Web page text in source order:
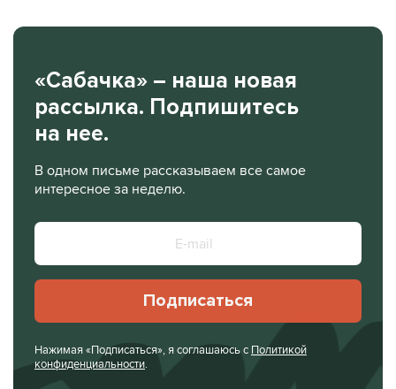
«Сабачка» – наша новая
рассылка. Подпишитесь
на нее.
В одном письме рассказываем все самое
интересное за неделю.
Подписаться
Нажимая «Подписаться», я соглашаюсь с Политикой
конфиденциальности.